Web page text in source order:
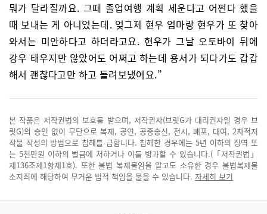
뭐가 달라질까요. 그때 졸업여행 계획 세운다고 어쩐다 했을
때 보내는 게 아니었는데. 엊그제 현우 엄마랑 현우가 또 찾아
와서는 미안하다고 하더라고요. 현우가 그날 오토바이 뒤에
강우 태우지만 않았어도 어쩌고 하는데 용서가 되다가도 갑갑
해서 괜찮다고만 하고 돌려보냈어요.”
본 작품은 저작권법의 보호를 받으며, 저작권자(브릿G가 대리권자일 경우 브
릿G)의 승인 없이 무단으로 복제, 공연, 공중송신, 전시, 배포, 대여, 2차적저
작물 작성의 방법으로 침해를 금합니다. 침해한 경우에는 5년 이하의 징역 또
는 5천만원 이하의 벌금에 처하거나 이를 병과할 수 있습니다.(「저작권법」
제136조제1항제1호). 또한 불법 복제물임을 알고도 소유한 경우 불법복제물
소지죄에 해당하여 무거운 법적 책임을 물을 수 있습니다. 자세히 보기